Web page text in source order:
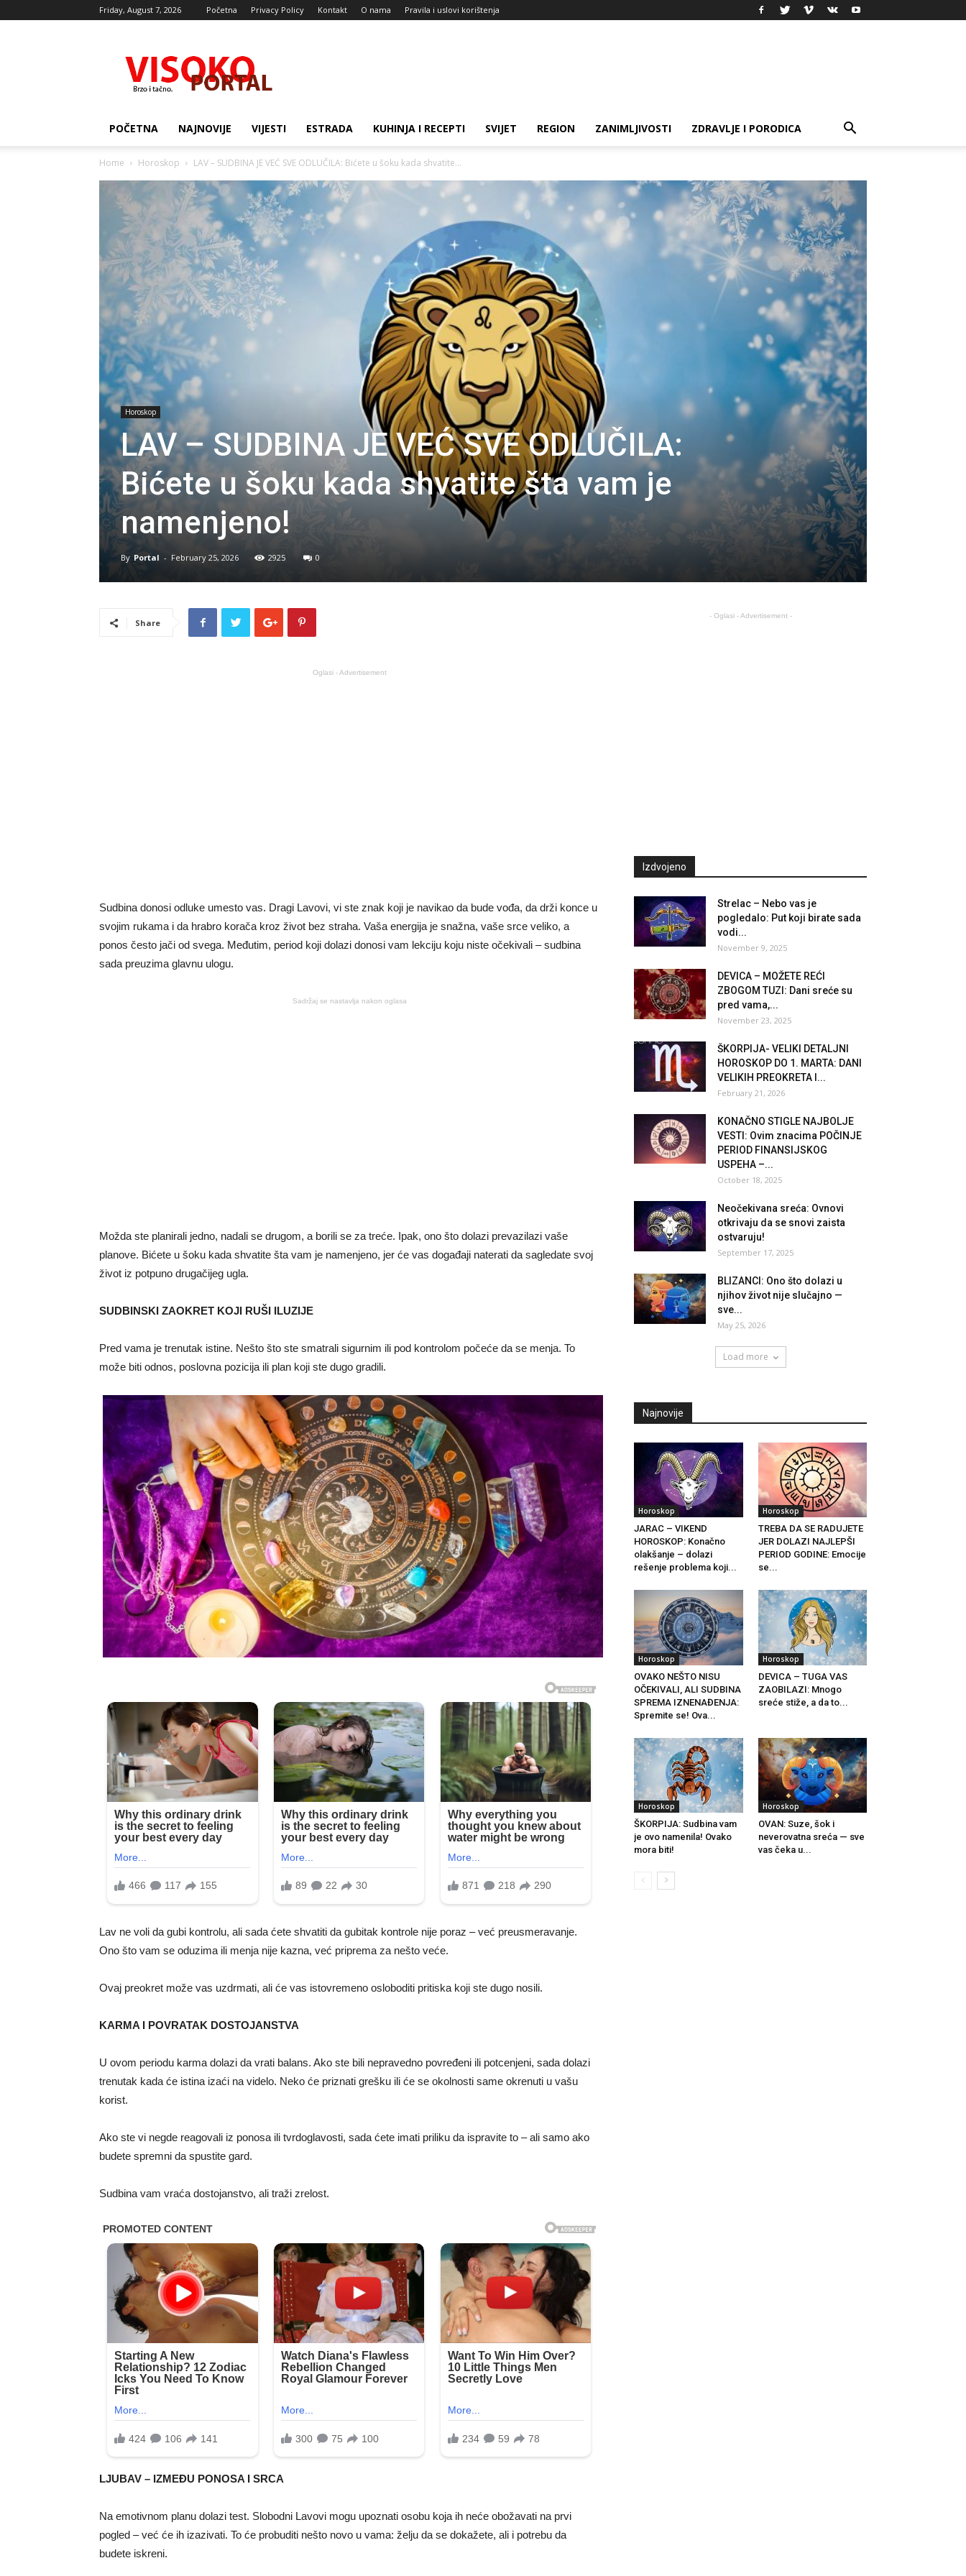
Friday, August 7, 2026 Početna Privacy Policy Kontakt O nama Pravila i uslovi korištenja
portal
POČETNA NAJNOVIJE VIJESTI ESTRADA KUHINJA I RECEPTI SVIJET REGION ZANIMLJIVOSTI ZDRAVLJE I PORODICA
Home Horoskop LAV – SUDBINA JE VEĆ SVE ODLUČILA: Bićete u šoku kada shvatite...
Horoskop
LAV – SUDBINA JE VEĆ SVE ODLUČILA:
Bićete u šoku kada shvatite šta vam je
namenjeno!
By Portal - February 25, 2026 2925 0
Share
Oglasi - Advertisement
Sudbina donosi odluke umesto vas. Dragi Lavovi, vi ste znak koji je navikao da bude vođa, da drži konce u
svojim rukama i da hrabro korača kroz život bez straha. Vaša energija je snažna, vaše srce veliko, a
ponos često jači od svega. Međutim, period koji dolazi donosi vam lekciju koju niste očekivali – sudbina
sada preuzima glavnu ulogu.
Sadržaj se nastavlja nakon oglasa
Možda ste planirali jedno, nadali se drugom, a borili se za treće. Ipak, ono što dolazi prevazilazi vaše
planove. Bićete u šoku kada shvatite šta vam je namenjeno, jer će vas događaji naterati da sagledate svoj
život iz potpuno drugačijeg ugla.
SUDBINSKI ZAOKRET KOJI RUŠI ILUZIJE
Pred vama je trenutak istine. Nešto što ste smatrali sigurnim ili pod kontrolom počeće da se menja. To
može biti odnos, poslovna pozicija ili plan koji ste dugo gradili.
Lav ne voli da gubi kontrolu, ali sada ćete shvatiti da gubitak kontrole nije poraz – već preusmeravanje.
Ono što vam se oduzima ili menja nije kazna, već priprema za nešto veće.
Ovaj preokret može vas uzdrmati, ali će vas istovremeno osloboditi pritiska koji ste dugo nosili.
KARMA I POVRATAK DOSTOJANSTVA
U ovom periodu karma dolazi da vrati balans. Ako ste bili nepravedno povređeni ili potcenjeni, sada dolazi
trenutak kada će istina izaći na videlo. Neko će priznati grešku ili će se okolnosti same okrenuti u vašu
korist.
Ako ste vi negde reagovali iz ponosa ili tvrdoglavosti, sada ćete imati priliku da ispravite to – ali samo ako
budete spremni da spustite gard.
Sudbina vam vraća dostojanstvo, ali traži zrelost.
LJUBAV – IZMEĐU PONOSA I SRCA
Na emotivnom planu dolazi test. Slobodni Lavovi mogu upoznati osobu koja ih neće obožavati na prvi
pogled – već će ih izazivati. To će probuditi nešto novo u vama: želju da se dokažete, ali i potrebu da
budete iskreni.
- Oglasi - Advertisement -
Izdvojeno
Strelac – Nebo vas je
pogledalo: Put koji birate sada
vodi...
November 9, 2025
DEVICA – MOŽETE REĆI
ZBOGOM TUZI: Dani sreće su
pred vama,...
November 23, 2025
ŠKORPIJA- VELIKI DETALJNI
HOROSKOP DO 1. MARTA: DANI
VELIKIH PREOKRETA I...
February 21, 2026
KONAČNO STIGLE NAJBOLJE
VESTI: Ovim znacima POČINJE
PERIOD FINANSIJSKOG
USPEHA –...
October 18, 2025
Neočekivana sreća: Ovnovi
otkrivaju da se snovi zaista
ostvaruju!
September 17, 2025
BLIZANCI: Ono što dolazi u
njihov život nije slučajno —
sve...
May 25, 2026
Load more
Najnovije
Horoskop
JARAC – VIKEND
HOROSKOP: Konačno
olakšanje – dolazi
rešenje problema koji...
Horoskop
TREBA DA SE RADUJETE
JER DOLAZI NAJLEPŠI
PERIOD GODINE: Emocije
se...
Horoskop
OVAKO NEŠTO NISU
OČEKIVALI, ALI SUDBINA
SPREMA IZNENAĐENJA:
Spremite se! Ova...
Horoskop
DEVICA – TUGA VAS
ZAOBILAZI: Mnogo
sreće stiže, a da to...
Horoskop
ŠKORPIJA: Sudbina vam
je ovo namenila! Ovako
mora biti!
Horoskop
OVAN: Suze, šok i
neverovatna sreća — sve
vas čeka u...